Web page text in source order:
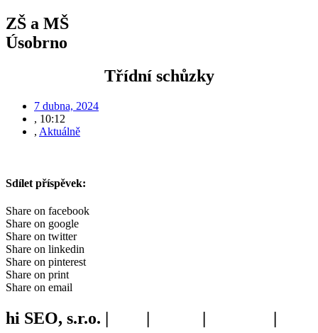
ZŠ a MŠ
Úsobrno
Třídní schůzky
7 dubna, 2024
, 10:12
, Aktuálně
Sdílet příspěvek:
Share on facebook
Share on google
Share on twitter
Share on linkedin
Share on pinterest
Share on print
Share on email
hi SEO, s.r.o. |